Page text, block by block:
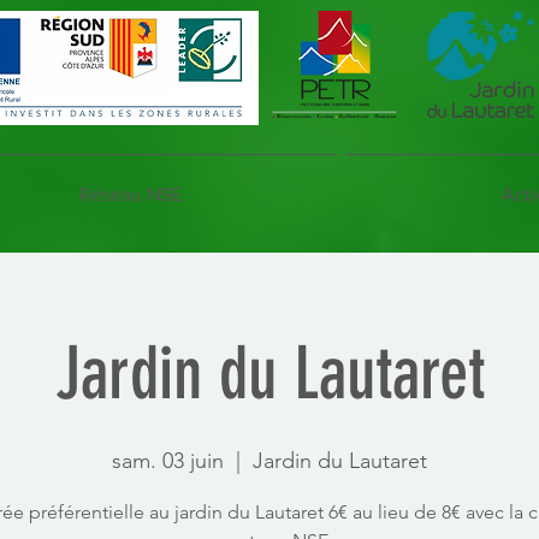
Réseau NSE
Jardin du Lautaret
sam. 03 juin Jardin du Lautaret
préférentielle au jardin du Lautaret 6€ au lieu de 8€ avec la